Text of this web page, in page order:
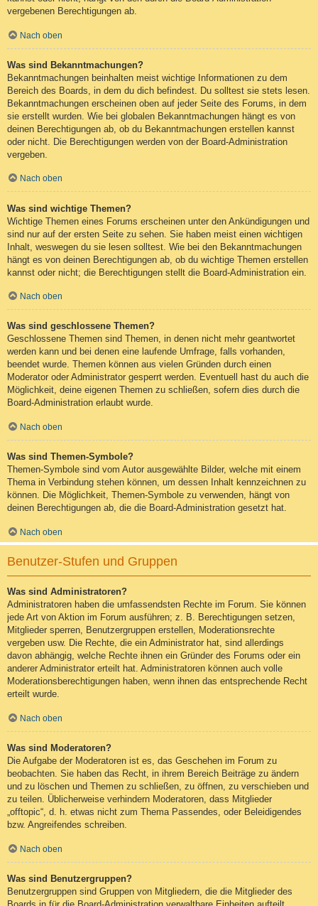
vergebenen Berechtigungen ab.
Nach oben
Was sind Bekanntmachungen?
Bekanntmachungen beinhalten meist wichtige Informationen zu dem
Bereich des Boards, in dem du dich befindest. Du solltest sie stets lesen.
Bekanntmachungen erscheinen oben auf jeder Seite des Forums, in dem
sie erstellt wurden. Wie bei globalen Bekanntmachungen hängt es von
deinen Berechtigungen ab, ob du Bekanntmachungen erstellen kannst
oder nicht. Die Berechtigungen werden von der Board-Administration
vergeben.
Nach oben
Was sind wichtige Themen?
Wichtige Themen eines Forums erscheinen unter den Ankündigungen und
sind nur auf der ersten Seite zu sehen. Sie haben meist einen wichtigen
Inhalt, weswegen du sie lesen solltest. Wie bei den Bekanntmachungen
hängt es von deinen Berechtigungen ab, ob du wichtige Themen erstellen
kannst oder nicht; die Berechtigungen stellt die Board-Administration ein.
Nach oben
Was sind geschlossene Themen?
Geschlossene Themen sind Themen, in denen nicht mehr geantwortet
werden kann und bei denen eine laufende Umfrage, falls vorhanden,
beendet wurde. Themen können aus vielen Gründen durch einen
Moderator oder Administrator gesperrt werden. Eventuell hast du auch die
Möglichkeit, deine eigenen Themen zu schließen, sofern dies durch die
Board-Administration erlaubt wurde.
Nach oben
Was sind Themen-Symbole?
Themen-Symbole sind vom Autor ausgewählte Bilder, welche mit einem
Thema in Verbindung stehen können, um dessen Inhalt kennzeichnen zu
können. Die Möglichkeit, Themen-Symbole zu verwenden, hängt von
deinen Berechtigungen ab, die die Board-Administration gesetzt hat.
Nach oben
Benutzer-Stufen und Gruppen
Was sind Administratoren?
Administratoren haben die umfassendsten Rechte im Forum. Sie können
jede Art von Aktion im Forum ausführen; z. B. Berechtigungen setzen,
Mitglieder sperren, Benutzergruppen erstellen, Moderationsrechte
vergeben usw. Die Rechte, die ein Administrator hat, sind allerdings
davon abhängig, welche Rechte ihnen ein Gründer des Forums oder ein
anderer Administrator erteilt hat. Administratoren können auch volle
Moderationsberechtigungen haben, wenn ihnen das entsprechende Recht
erteilt wurde.
Nach oben
Was sind Moderatoren?
Die Aufgabe der Moderatoren ist es, das Geschehen im Forum zu
beobachten. Sie haben das Recht, in ihrem Bereich Beiträge zu ändern
und zu löschen und Themen zu schließen, zu öffnen, zu verschieben und
zu teilen. Üblicherweise verhindern Moderatoren, dass Mitglieder
„offtopic“, d. h. etwas nicht zum Thema Passendes, oder Beleidigendes
bzw. Angreifendes schreiben.
Nach oben
Was sind Benutzergruppen?
Benutzergruppen sind Gruppen von Mitgliedern, die die Mitglieder des